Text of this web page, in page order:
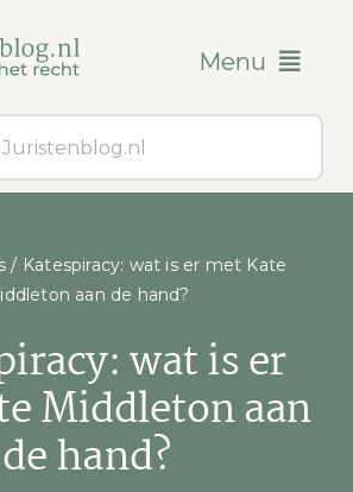
Menu
/ Katespiracy: wat is er met Kate
aan de hand?
wat is er
Middleton aan
de hand?